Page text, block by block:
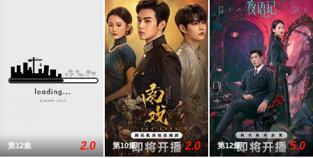
第12集 2.0 第10集 2.0 第12集 5.0